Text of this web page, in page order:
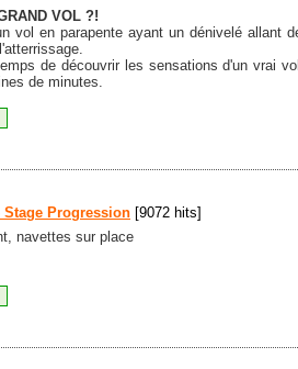
VOL ?!
vol en parapente ayant un dénivelé allant
de découvrir les sensations d'un vrai
de minutes.
Progression [9072 hits]
navettes sur place